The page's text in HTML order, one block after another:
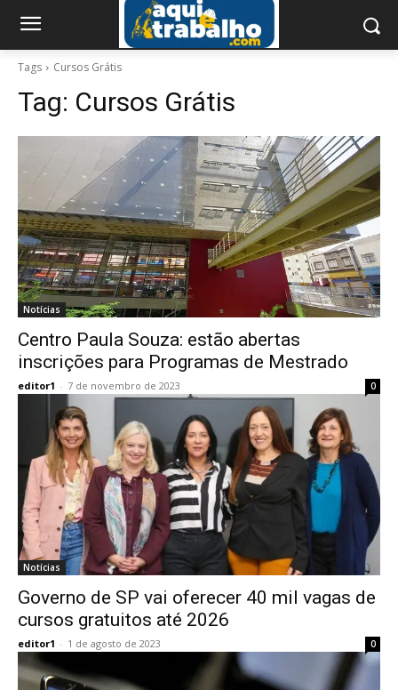
Tags Cursos Grátis
Tag: Cursos Grátis
Notícias
Centro Paula Souza: estão abertas
inscrições para Programas de Mestrado
editor1 - 7 de novembro de 2023 0
Notícias
Governo de SP vai oferecer 40 mil vagas de
cursos gratuitos até 2026
editor1 - 1 de agosto de 2023 0